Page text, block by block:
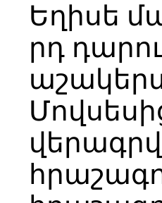
Եղիսե
րդ